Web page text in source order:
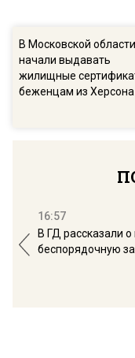
В Московской области
начали выдавать
жилищные
беженцам из Херсона
16:57
В ГД рассказали
беспорядочную